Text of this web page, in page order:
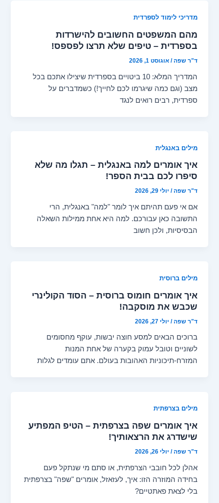
מדריכי לימוד לספרדית
מהם המשפטים החשובים להישרדות
בספרדית – טיפים שלא תרצו לפספס!
ד"ר שפה/אוגוסט 1, 2026
המדריך המלא: 10 ביטויים בספרדית שיצילו אתכם בכל
מצב (וגם כמה שיגרמו לכם לחייך!) כשמדברים על
ספרדית, רבים רואים לנגד
מילים באנגלית
איך אומרים למה באנגלית – תגלו מה שלא
סיפרו לכם בבית הספר!
ד"ר שפה/ יולי 29, 2026
אם אי פעם תהיתם איך לומר "למה" באנגלית, הרי
התשובה כאן עבורכם. למה היא אחת ממילות השאלה
הבסיסיות, ולכן חשוב
מילים ברוסית
איך אומרים חומוס ברוסית – הסוד הקולינרי
שכבש את מוסקבה!
ד"ר שפה/ יולי 27, 2026
ברוכים הבאים למסע חוצה יבשות, עוקף מחסומים
לשוניים וטובל עמוק בקערה של אחת המנות
המזרח-תיכוניות האהובות בעולם. אתם עומדים לגלות
מילים בצרפתית
איך אומרים שפה בצרפתית – הטיפ המפתיע
שישדרג את הרצאותיך!
ד"ר שפה/ יולי 26, 2026
אהלן לכל חובבי הצרפתית, או סתם מי שנתקל פעם
בחידה המוזרה הזו: איך, לעזאזל, אומרים "שפה" בצרפתית
בלי לצאת פאתטיים?